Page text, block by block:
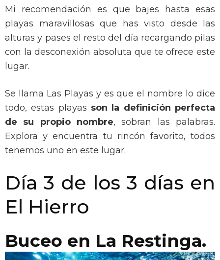
Mi recomendación es que bajes hasta esas
playas maravillosas que has visto desde las
alturas y pases el resto del día recargando pilas
con la desconexión absoluta que te ofrece este
lugar.
Se llama Las Playas y es que el nombre lo dice
todo, estas playas son la definición perfecta
de su propio nombre, sobran las palabras.
Explora y encuentra tu rincón favorito, todos
tenemos uno en este lugar.
Día 3 de los 3 días en
El Hierro
Buceo en La Restinga.